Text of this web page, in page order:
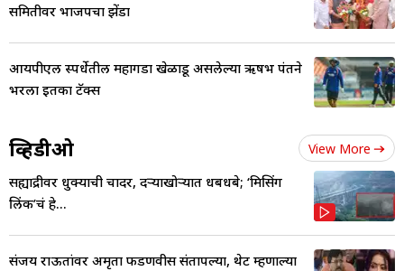
समितीवर भाजपचा झेंडा
आयपीएल स्पर्धेतील महागडा खेळाडू असलेल्या ऋषभ पंतने
भरला इतका टॅक्स
व्हिडीओ View More
सह्याद्रीवर धुक्याची चादर, दऱ्याखोऱ्यात धबधबे; ‘मिसिंग
लिंक’चं हे...
संजय राऊतांवर अमृता फडणवीस संतापल्या, थेट म्हणाल्या